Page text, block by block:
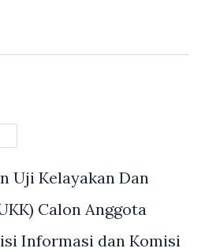
Uji Kelayakan Dan
Calon Anggota
Informasi dan Komisi